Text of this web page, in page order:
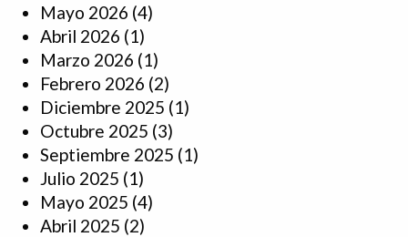
Mayo 2026 (4)
Abril 2026 (1)
Marzo 2026 (1)
Febrero 2026 (2)
Diciembre 2025 (1)
Octubre 2025 (3)
Septiembre 2025 (1)
Julio 2025 (1)
Mayo 2025 (4)
Abril 2025 (2)